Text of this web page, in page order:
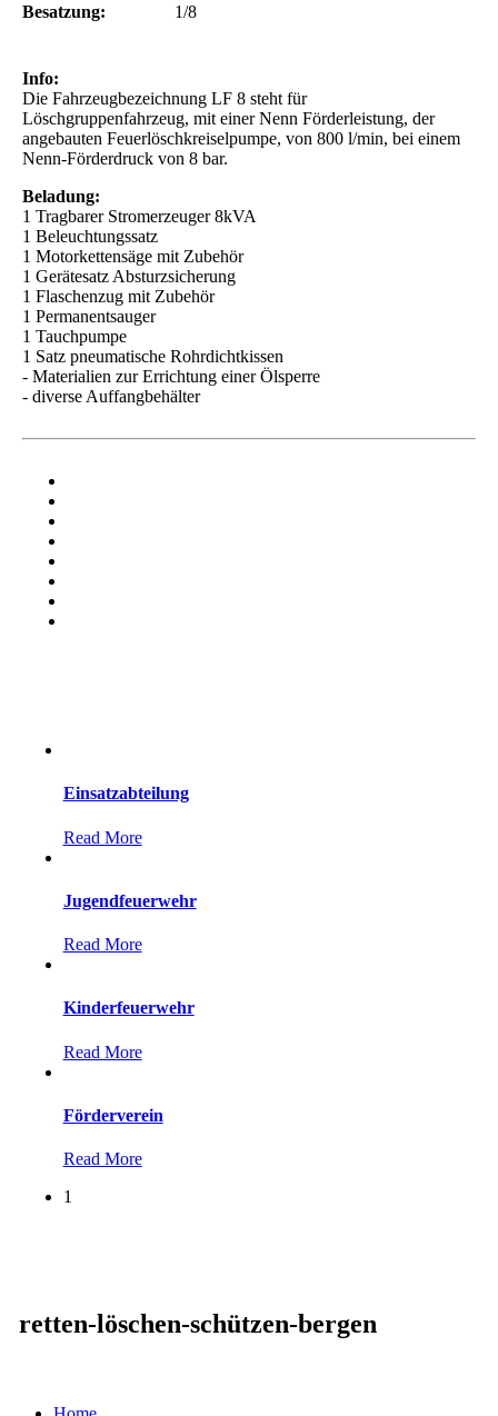
Besatzung:
1/8
Info:
Die Fahrzeugbezeichnung LF 8 steht für
Löschgruppenfahrzeug, mit einer Nenn Förderleistung, der
angebauten Feuerlöschkreiselpumpe, von 800 l/min, bei einem
Nenn-Förderdruck von 8 bar.
Beladung:
1 Tragbarer Stromerzeuger 8kVA
1 Beleuchtungssatz
1 Motorkettensäge mit Zubehör
1 Gerätesatz Absturzsicherung
1 Flaschenzug mit Zubehör
1 Permanentsauger
1 Tauchpumpe
1 Satz pneumatische Rohrdichtkissen
- Materialien zur Errichtung einer Ölsperre
- diverse Auffangbehälter
Einsatzabteilung
Read More
Jugendfeuerwehr
Read More
Kinderfeuerwehr
Read More
Förderverein
Read More
1
retten-löschen-schützen-bergen